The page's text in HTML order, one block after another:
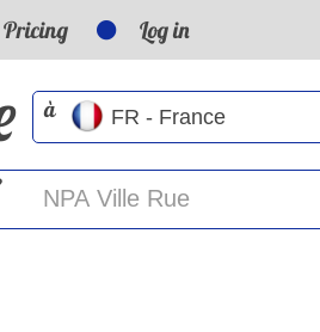
Pricing Log in
à